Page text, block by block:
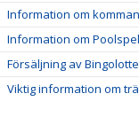
Information om
Information om
Försäljning av
Viktig information om